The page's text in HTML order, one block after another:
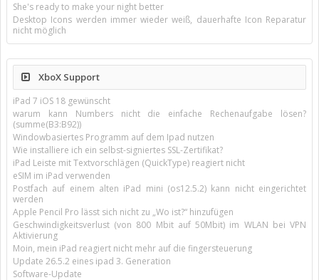
She's ready to make your night better
Desktop Icons werden immer wieder weiß, dauerhafte Icon Reparatur
nicht möglich
XboX Support
iPad 7 iOS 18 gewünscht
warum kann Numbers nicht die einfache Rechenaufgabe lösen?
(summe(B3:B92))
Windowbasiertes Programm auf dem Ipad nutzen
Wie installiere ich ein selbst-signiertes SSL-Zertifikat?
iPad Leiste mit Textvorschlägen (QuickType) reagiert nicht
eSIM im iPad verwenden
Postfach auf einem alten iPad mini (os12.5.2) kann nicht eingerichtet
werden
Apple Pencil Pro lässt sich nicht zu „Wo ist?“ hinzufügen
Geschwindigkeitsverlust (von 800 Mbit auf 50Mbit) im WLAN bei VPN
Aktivierung
Moin, mein iPad reagiert nicht mehr auf die fingersteuerung
Update 26.5.2 eines ipad 3. Generation
Software-Update